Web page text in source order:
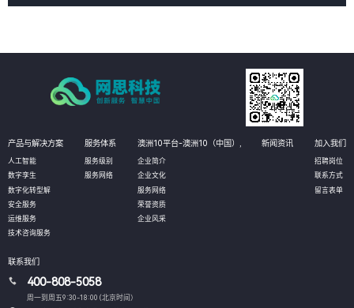
产品与解决方案
人工智能
数字孪生
数字化转型解
安全服务
运维服务
技术咨询服务
服务体系
服务级别
服务网络
澳洲10平台-澳洲10（中国）,
企业简介
企业文化
服务网络
荣誉资质
企业风采
新闻资讯 加入我们
招聘岗位
联系方式
留言表单
联系我们
400-808-5058
周一到周五9:30-18:00 (北京时间）